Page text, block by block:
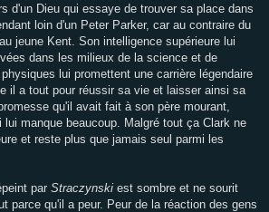
d'un Dieu qui essaye de trouver sa place dans
loin d'un Peter Parker, car au contraire du
jeune Kent. Son intelligence supérieure lui
dans les milieux de la science et de
lui promettent une carrière légendaire
il a tout pour réussir sa vie et laisser ainsi sa
qu'il avait fait à son père mourant,
lui manque beaucoup. Malgré tout ça Clark ne
et reste plus que jamais seul parmi les
par Straczynski est sombre et ne sourit
parce qu'il a peur. Peur de la réaction des gens